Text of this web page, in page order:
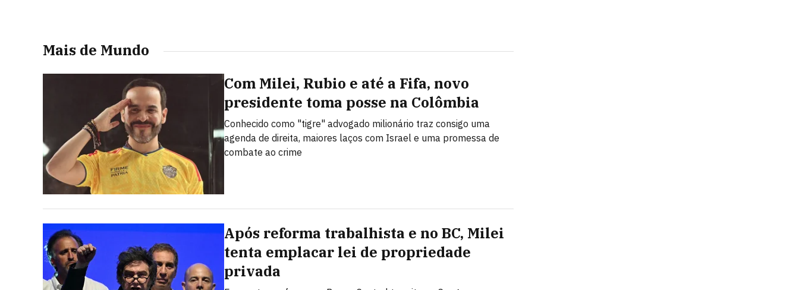
Mais de Mundo
Com Milei, Rubio e até a Fifa, novo
presidente toma posse na Colômbia
Conhecido como "tigre" advogado milionário traz consigo uma
agenda de direita, maiores laços com Israel e uma promessa de
combate ao crime
Após reforma trabalhista e no BC, Milei
tenta emplacar lei de propriedade
privada